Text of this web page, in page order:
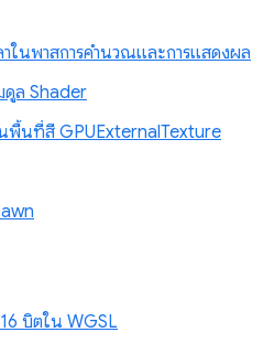
าในพาสการคำนวณและการแสดงผล
ดูล Shader
พื้นที่สี GPUExternalTexture
บิตใน WGSL